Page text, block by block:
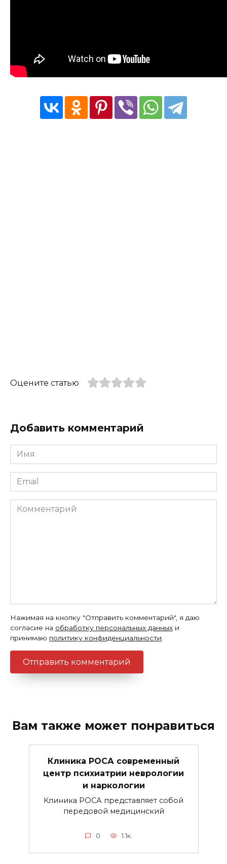
Оцените статью
Добавить комментарий
Имя
*
Email
*
Комментарий
Нажимая на кнопку "Отправить комментарий", я даю
согласие на обработку персональных данных и
принимаю политику конфиденциальности
Вам также может понравиться
Клиника РОСА современный
центр психиатрии неврологии
и наркологии
Клиника РОСА представляет собой
передовой медицинский
0 1.1к.